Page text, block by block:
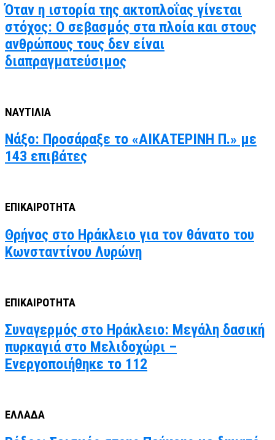
Όταν η ιστορία της ακτοπλοΐας γίνεται
στόχος: Ο σεβασμός στα πλοία και στους
ανθρώπους τους δεν είναι
διαπραγματεύσιμος
ΝΑΥΤΙΛΙΑ
Νάξο: Προσάραξε το «ΑΙΚΑΤΕΡΙΝΗ Π.» με
143 επιβάτες
ΕΠΙΚΑΙΡΟΤΗΤΑ
Θρήνος στο Ηράκλειο για τον θάνατο του
Κωνσταντίνου Λυρώνη
ΕΠΙΚΑΙΡΟΤΗΤΑ
Συναγερμός στο Ηράκλειο: Μεγάλη δασική
πυρκαγιά στο Μελιδοχώρι –
Ενεργοποιήθηκε το 112
ΕΛΛΑΔΑ